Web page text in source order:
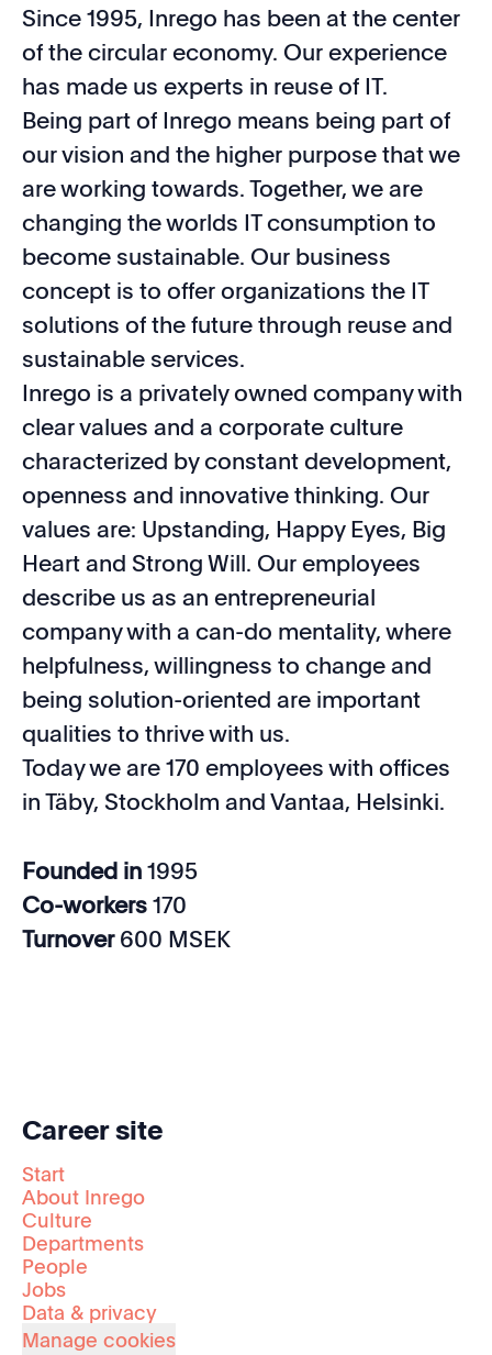
Since 1995, Inrego has been at the center
of the circular economy. Our experience
has made us experts in reuse of IT.
Being part of Inrego means being part of
our vision and the higher purpose that we
are working towards. Together, we are
changing the worlds IT consumption to
become sustainable. Our business
concept is to offer organizations the IT
solutions of the future through reuse and
sustainable services.
Inrego is a privately owned company with
clear values and a corporate culture
characterized by constant development,
openness and innovative thinking. Our
values are: Upstanding, Happy Eyes, Big
Heart and Strong Will. Our employees
describe us as an entrepreneurial
company with a can-do mentality, where
helpfulness, willingness to change and
being solution-oriented are important
qualities to thrive with us.
Today we are 170 employees with offices
in Täby, Stockholm and Vantaa, Helsinki.
Founded in1995
Co-workers170
Turnover600 MSEK
Career site
Start
About Inrego
Culture
Departments
People
Jobs
Data & privacy
Manage cookies